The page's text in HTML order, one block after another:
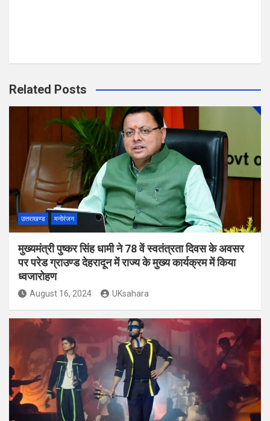
Related Posts
उत्तराखण्ड मनोरंजन
मुख्यमंत्री पुष्कर सिंह धामी ने 78 वें स्वतंत्रता दिवस के अवसर
पर परेड ग्राउण्ड देहरादून में राज्य के मुख्य कार्यक्रम में किया
ध्वजारोहण
August 16, 2024 UKsahara